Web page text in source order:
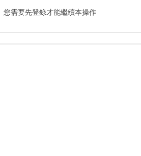
您需要先登錄才能繼續本操作